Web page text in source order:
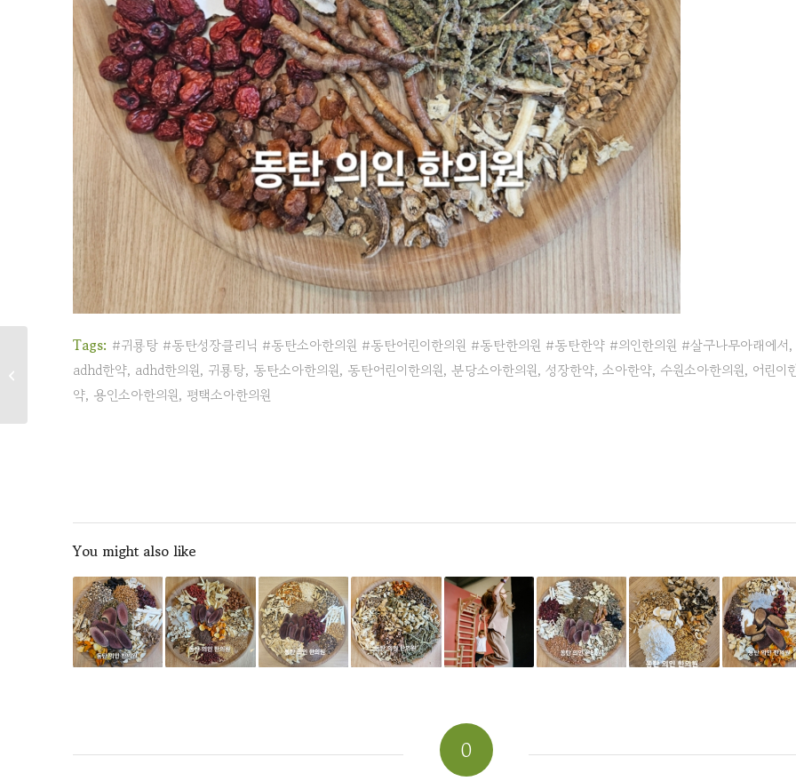
Tags: #귀룡탕 #동탄성장클리닉 #동탄소아한의원 #동탄어린이한의원 #동탄한의원 #동탄한약 #의인한의원 #살구나무아래에서,
adhd한약, adhd한의원, 귀룡탕, 동탄소아한의원, 동탄어린이한의원, 분당소아한의원, 성장한약, 소아한약, 수원소아한의원, 어린이
약, 용인소아한의원, 평택소아한의원
You might also like
0
봄 다이어트(60대 초 여